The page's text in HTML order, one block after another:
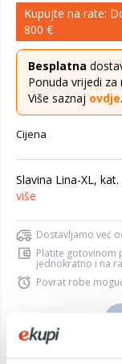
Kupujte na rate:
800 €
Besplatna
Ponuda vrijedi za
Više saznaj ovdje.
Cijena
Slavina Lina-XL,
više
Dostavljamo već
Platite gotovinom
jednokratno i na
Povrat robe